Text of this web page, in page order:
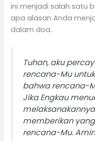
ini menjadi salah satu
apa alasan Anda
dalam doa.
Tuhan, aku
rencana-Mu
bahwa rencana-
Jika Engkau
memberikan
rencana-Mu.